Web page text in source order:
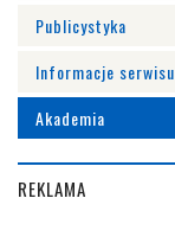
Publicystyka
Informacje serwisu
Akademia
REKLAMA